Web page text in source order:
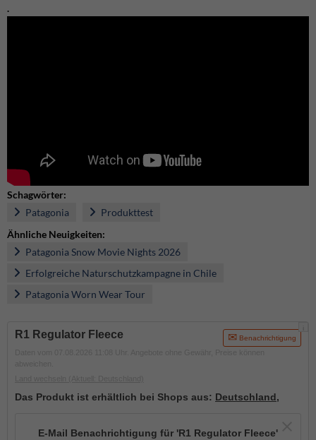
.
Schagwörter:
Patagonia
Produkttest
Ähnliche Neuigkeiten:
Patagonia Snow Movie Nights 2026
Erfolgreiche Naturschutzkampagne in Chile
Patagonia Worn Wear Tour
R1 Regulator Fleece Benachrichtigung
Das Produkt ist erhältlich bei Shops aus: Deutschland,
E-Mail Benachrichtigung für 'R1 Regulator Fleece'